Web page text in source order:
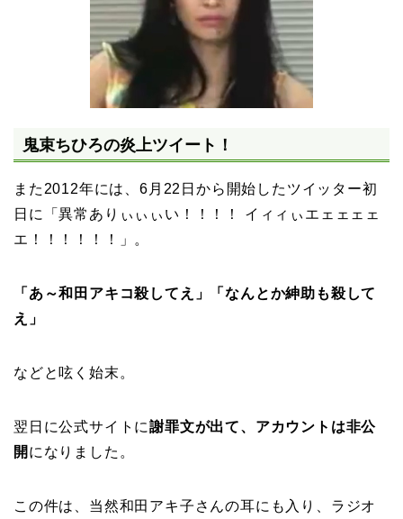
鬼束ちひろの炎上ツイート！
また2012年には、6月22日から開始したツイッター初
日に「異常ありぃぃぃい！！！！ イィィぃエェェェェ
エ！！！！！！」。
「あ～和田アキコ殺してえ」「なんとか紳助も殺して
え」
などと呟く始末。
翌日に公式サイトに謝罪文が出て、アカウントは非公
開 になりました。
この件は、当然和田アキ子さんの耳にも入り、ラジオ